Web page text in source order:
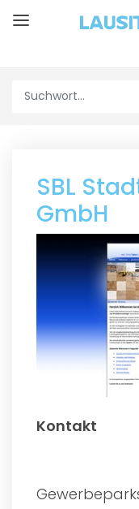
SBL
GmbH
Kontakt